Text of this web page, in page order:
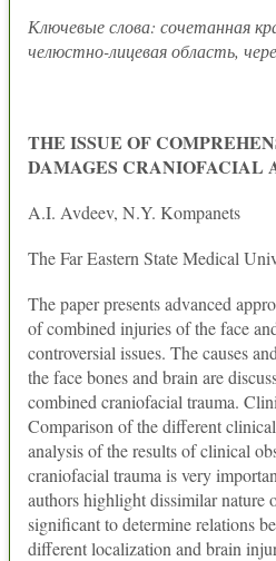
Ключевые слова: сочетанная
челюстно-лицевая область,
THE ISSUE OF
DAMAGES CRANIOFACIAL
A.I. Avdeev, N.Y. Kompanets
The Far Eastern State Medical
The paper presents advanced
of combined injuries of the face
controversial issues. The causes
the face bones and brain are
combined craniofacial trauma.
Comparison of the different
analysis of the results of clinical
craniofacial trauma is very
authors highlight dissimilar nature
significant to determine relations
different localization and brain